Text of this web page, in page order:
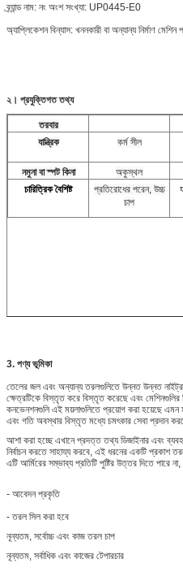
ব্র্যান্ড নাম: নং অংশ সংখ্যা: UP0445-E0
অ্যাপ্লিকেশন বিন্যাস: খননকারী বা অন্যান্য নির্মাণ মেশিন
২। প্রযুক্তিগত তথ্য
তরবার
যান্ত্রিক
কর্ম সীল
নমুনা বা স্পট কিনা অকুস্থল
চারিত্রিক বৈশিষ্ট
প্রতিরোধের পরেন, উচ্চ
চাপ
3. পণ্য ভূমিকা
তেলের জল এবং অন্যান্য তরলগুলিতে উন্নত উন্নত
ক্ষেত্রটিকে বিস্তৃত করে বিস্তৃত করেছে এবং মেশিনগুলির
কনভেনশনগুলি এই ময়লাগুলিতে প্রয়োগ করা হয়েছে এমন
এবং গতি অবস্থার বিস্তৃত মধ্যে চমৎকার সেবা প্রদান
আশা করা হচ্ছে এখানে প্রদত্ত তথ্য ডিজাইনার এবং
নির্বাচন করতে সাহায্য করবে, এই ধরনের একটি প্রকাশ
এটি আর্মিরের সম্ভাব্য প্রতিটি পুষ্টির উত্তর দিতে পারে
- আবেদন প্রকৃতি
- তরল সিল করা হবে
নূন্যতম, সর্বোচ্চ এবং কাজ তরল চাপ
নূন্যতম, সর্বাধিক এবং কাজের টেপারচার